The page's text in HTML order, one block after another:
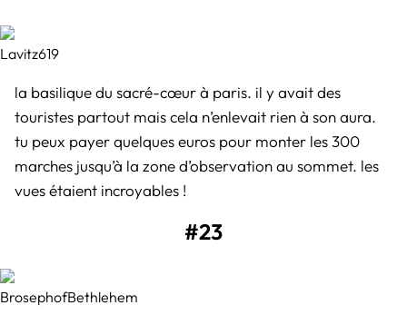
Lavitz619
la basilique du sacré-cœur à paris. il y avait des
touristes partout mais cela n’enlevait rien à son aura.
tu peux payer quelques euros pour monter les 300
marches jusqu’à la zone d’observation au sommet. les
vues étaient incroyables !
#23
BrosephofBethlehem